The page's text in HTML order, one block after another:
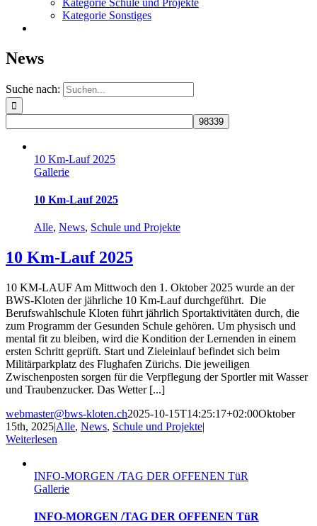
Kategorie Schule und Projekte
Kategorie Sonstiges
News
Suche nach:
10 Km-Lauf 2025
Gallerie
10 Km-Lauf 2025
Alle, News, Schule und Projekte
10 Km-Lauf 2025
10 KM-LAUF Am Mittwoch den 1. Oktober 2025 wurde an der
BWS-Kloten der jährliche 10 Km-Lauf durchgeführt. Die
Berufswahlschule Kloten führt jährlich Sportaktivitäten durch, die
zum Programm der Gesunden Schule gehören. Um physisch und
mental fit zu bleiben, wird die Kondition der Lernenden in einem
ersten Schritt geprüft. Start und Zieleinlauf befindet sich beim
Militärparkplatz des Flughafen Zürichs. Die jeweiligen
Zwischenposten sorgen für die Verpflegung der Sportler mit Wasser
und Traubenzucker. Das Wetter [...]
webmaster@bws-kloten.ch2025-10-15T14:25:17+02:00Oktober
15th, 2025|Alle, News, Schule und Projekte|
Weiterlesen
INFO-MORGEN /TAG DER OFFENEN TüR
Gallerie
INFO-MORGEN /TAG DER OFFENEN TüR